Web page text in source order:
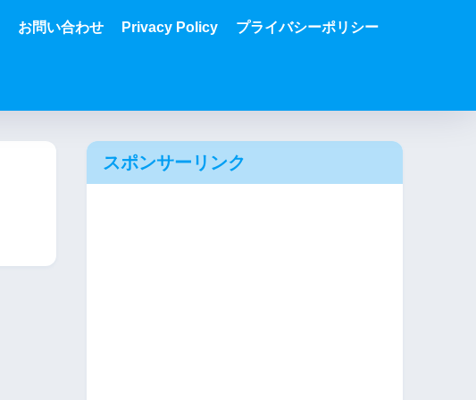
お問い合わせ Privacy Policy プライバシーポリシー
スポンサーリンク